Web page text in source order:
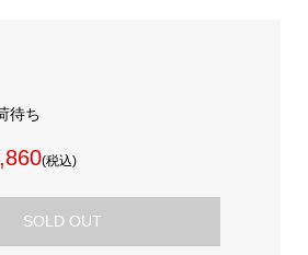
待ち
(税込)
SOLD OUT